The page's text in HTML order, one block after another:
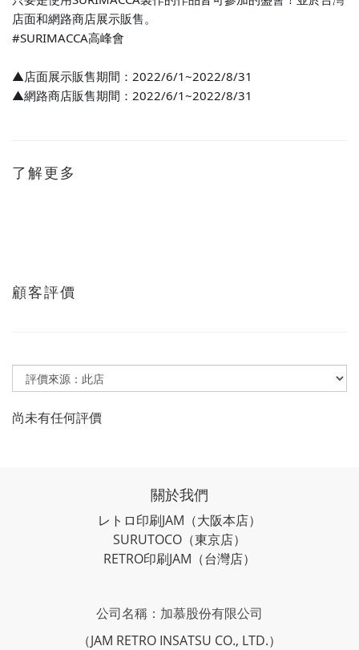
店面和網路商店展示販售。
#SURIMACCA高峰會
▲店面展示販售期間：2022/6/1~2022/8/31
▲網路商店販售期間 ：2022/6/1~2022/8/31
了解更多
顧客評價
尚未有任何評價
關於我們
レトロ印刷JAM （大阪本店）
SURUTOCO （東京店）
RETRO印刷JAM （台灣店）
公司名稱：加慕股份有限公司
（JAM RETRO INSATSU CO., LTD.）